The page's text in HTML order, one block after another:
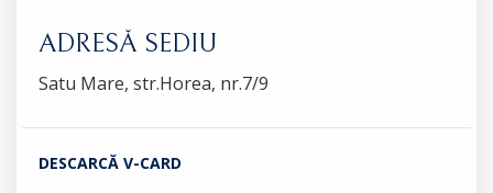
ADRESĂ SEDIU
Satu Mare, str.Horea, nr.7/9
DESCARCĂ V-CARD